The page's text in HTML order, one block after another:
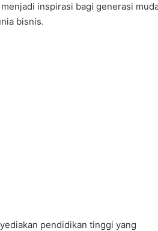
inspirasi bagi generasi
bisnis.
pendidikan tinggi yang